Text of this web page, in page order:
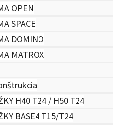
OPEN
SPACE
DOMINO
MATROX
H40 T24 / H50 T24
BASE4 T15/T24